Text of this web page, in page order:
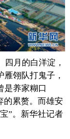
食品
数据
无人机
华广播
返回PC
月的白洋淀，
翎队打鬼子，
是养家糊口
的累赘。而雄安
”。新华社记者